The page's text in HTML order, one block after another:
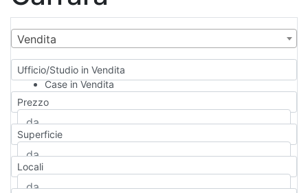
Vendita
Ufficio/Studio in Vendita
Case in Vendita
Qualsiasi
Appartamento
Casa indipendente
Casa Semi-indipendente
Attico/Mansarda
Prezzo
Superficie
Locali